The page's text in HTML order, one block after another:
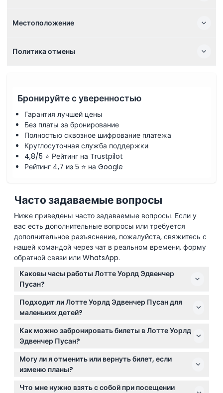
Местоположение
Политика отмены
Бронируйте с уверенностью
Гарантия лучшей цены
Без платы за бронирование
Полностью сквозное шифрование платежа
Круглосуточная служба поддержки
4,8/5 ⭐ Рейтинг на Trustpilot
Рейтинг 4,7 из 5 ⭐ на Google
Часто задаваемые вопросы
Ниже приведены часто задаваемые вопросы. Если у
вас есть дополнительные вопросы или требуется
дополнительное разъяснение, пожалуйста, свяжитесь с
нашей командой через чат в реальном времени, форму
обратной связи или WhatsApp.
Каковы часы работы Лотте Уорлд Эдвенчер
Пусан?
Лотте Уорлд Эдвенчер Пусан открыт ежедневно с
10:00 до 21:00 (время может изменяться —
пожалуйста, уточняйте при бронировании).
Подходит ли Лотте Уорлд Эдвенчер Пусан для
маленьких детей?
Да, парк предлагает аттракционы для всех
возрастов, а дети до 3 лет проходят бесплатно, хотя
за некоторые детские услуги может взиматься
плата.
Как можно забронировать билеты в Лотте Уорлд
Эдвенчер Пусан?
Вы можете удобно забронировать билеты онлайн
прямо на этом сайте. Помните, что билеты
действительны только для иностранных туристов.
Могу ли я отменить или вернуть билет, если
изменю планы?
Билеты в Лотте Уорлд Эдвенчер Пусан не подлежат
Что мне нужно взять с собой при посещении